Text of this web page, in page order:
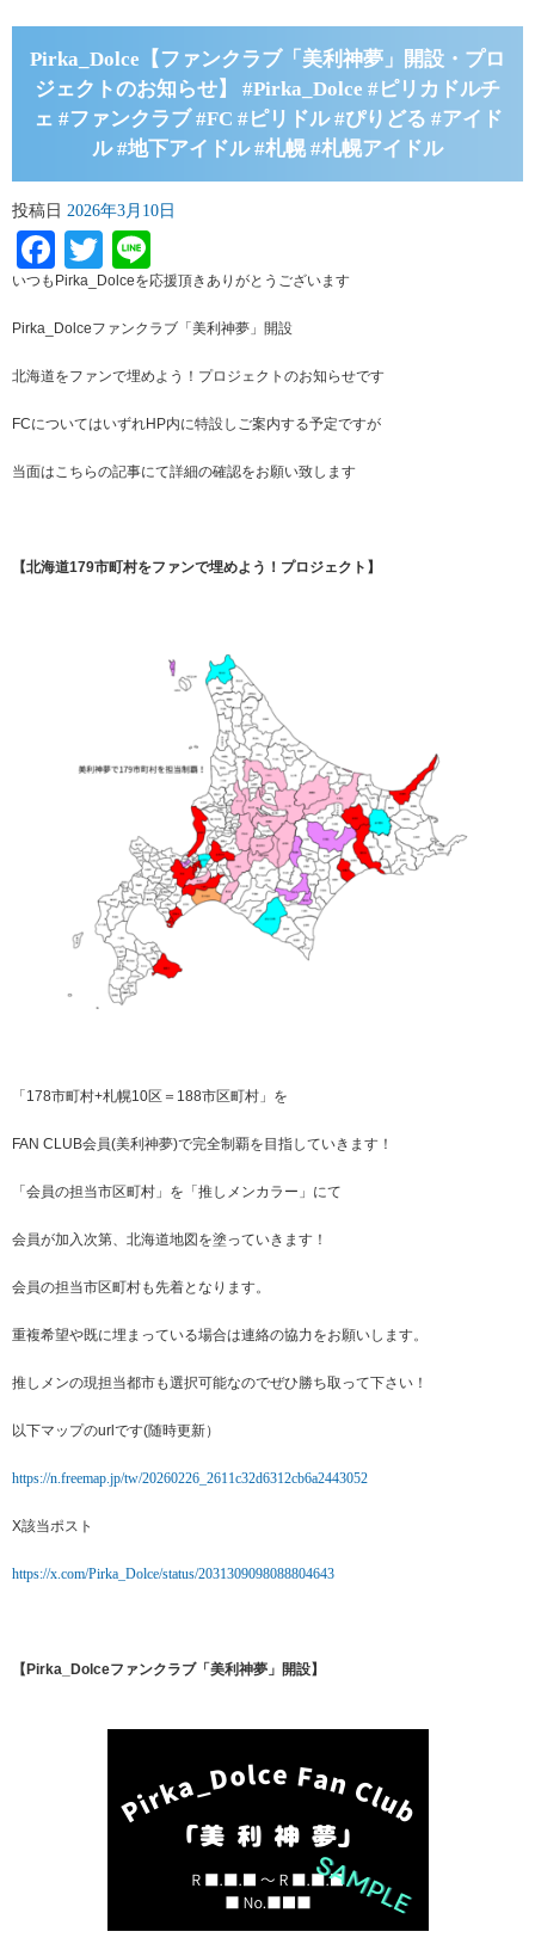
Pirka_Dolce【ファンクラブ「美利神夢」開設・プロ
ジェクトのお知らせ】 #Pirka_Dolce #ピリカドルチ
ェ #ファンクラブ #FC #ピリドル #ぴりどる #アイド
ル #地下アイドル #札幌 #札幌アイドル
投稿日 2026年3月10日
Facebook
Twitter
いつもPirka_Dolceを応援頂きありがとうございます
Pirka_Dolceファンクラブ「美利神夢」開設
北海道をファンで埋めよう！プロジェクトのお知らせです
FCについてはいずれHP内に特設しご案内する予定ですが
当面はこちらの記事にて詳細の確認をお願い致します
【北海道179市町村をファンで埋めよう！プロジェクト】
「178市町村+札幌10区＝188市区町村」を
FAN CLUB会員(美利神夢)で完全制覇を目指していきます！
「会員の担当市区町村」を「推しメンカラー」にて
会員が加入次第、北海道地図を塗っていきます！
会員の担当市区町村も先着となります。
重複希望や既に埋まっている場合は連絡の協力をお願いします。
推しメンの現担当都市も選択可能なのでぜひ勝ち取って下さい！
以下マップのurlです(随時更新）
https://n.freemap.jp/tw/20260226_2611c32d6312cb6a2443052
X該当ポスト
https://x.com/Pirka_Dolce/status/2031309098088804643
【Pirka_Dolceファンクラブ「美利神夢」開設】